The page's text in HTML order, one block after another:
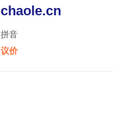
chaole.cn
拼音
议价